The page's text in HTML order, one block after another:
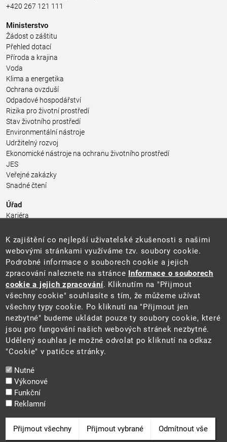
+420 267 121 111
Ministerstvo
Žádost o záštitu
Přehled dotací
Příroda a krajina
Voda
Klima a energetika
Ochrana ovzduší
Odpadové hospodářství
Rizika pro životní prostředí
Stav životního prostředí
Environmentální nástroje
Udržitelný rozvoj
Ekonomické nástroje na ochranu životního prostředí
JES
Veřejné zakázky
Snadné čtení
Úřad
Kariéra
Pro média a veřejnost
Povinně zveřejňované informace
Kontakty
Přistupnost budovy úřadu MŽP
(PDF, 204 kB)
Web
Aktuality
Ochrana osobních údajů
Prohlášení o přístupnosti
Zásady používání cookies
Mapa webu
Cookie
K zajištění co nejlepší uživatelské zkušenosti s našimi
webovými stránkami využíváme tzv. soubory cookie.
Podrobné informace o souborech cookie a jejich
zpracování naleznete na stránce Informace o souborech
cookie a jejich zpracování. Kliknutím na "Přijmout
všechny cookie" souhlasíte s tím, že můžeme užívat
všechny typy cookie. Po kliknutí na "Přijmout jen
nezbytné" budeme ukládat pouze ty soubory cookie, které
jsou pro fungování našich webových stránek nezbytné.
Udělený souhlas je možné odvolat po kliknutí na odkaz
"Cookie" v patičce stránky.
Nutné
Výkonové
Funkční
Reklamní
Přijmout všechny Přijmout vybrané Odmítnout vše